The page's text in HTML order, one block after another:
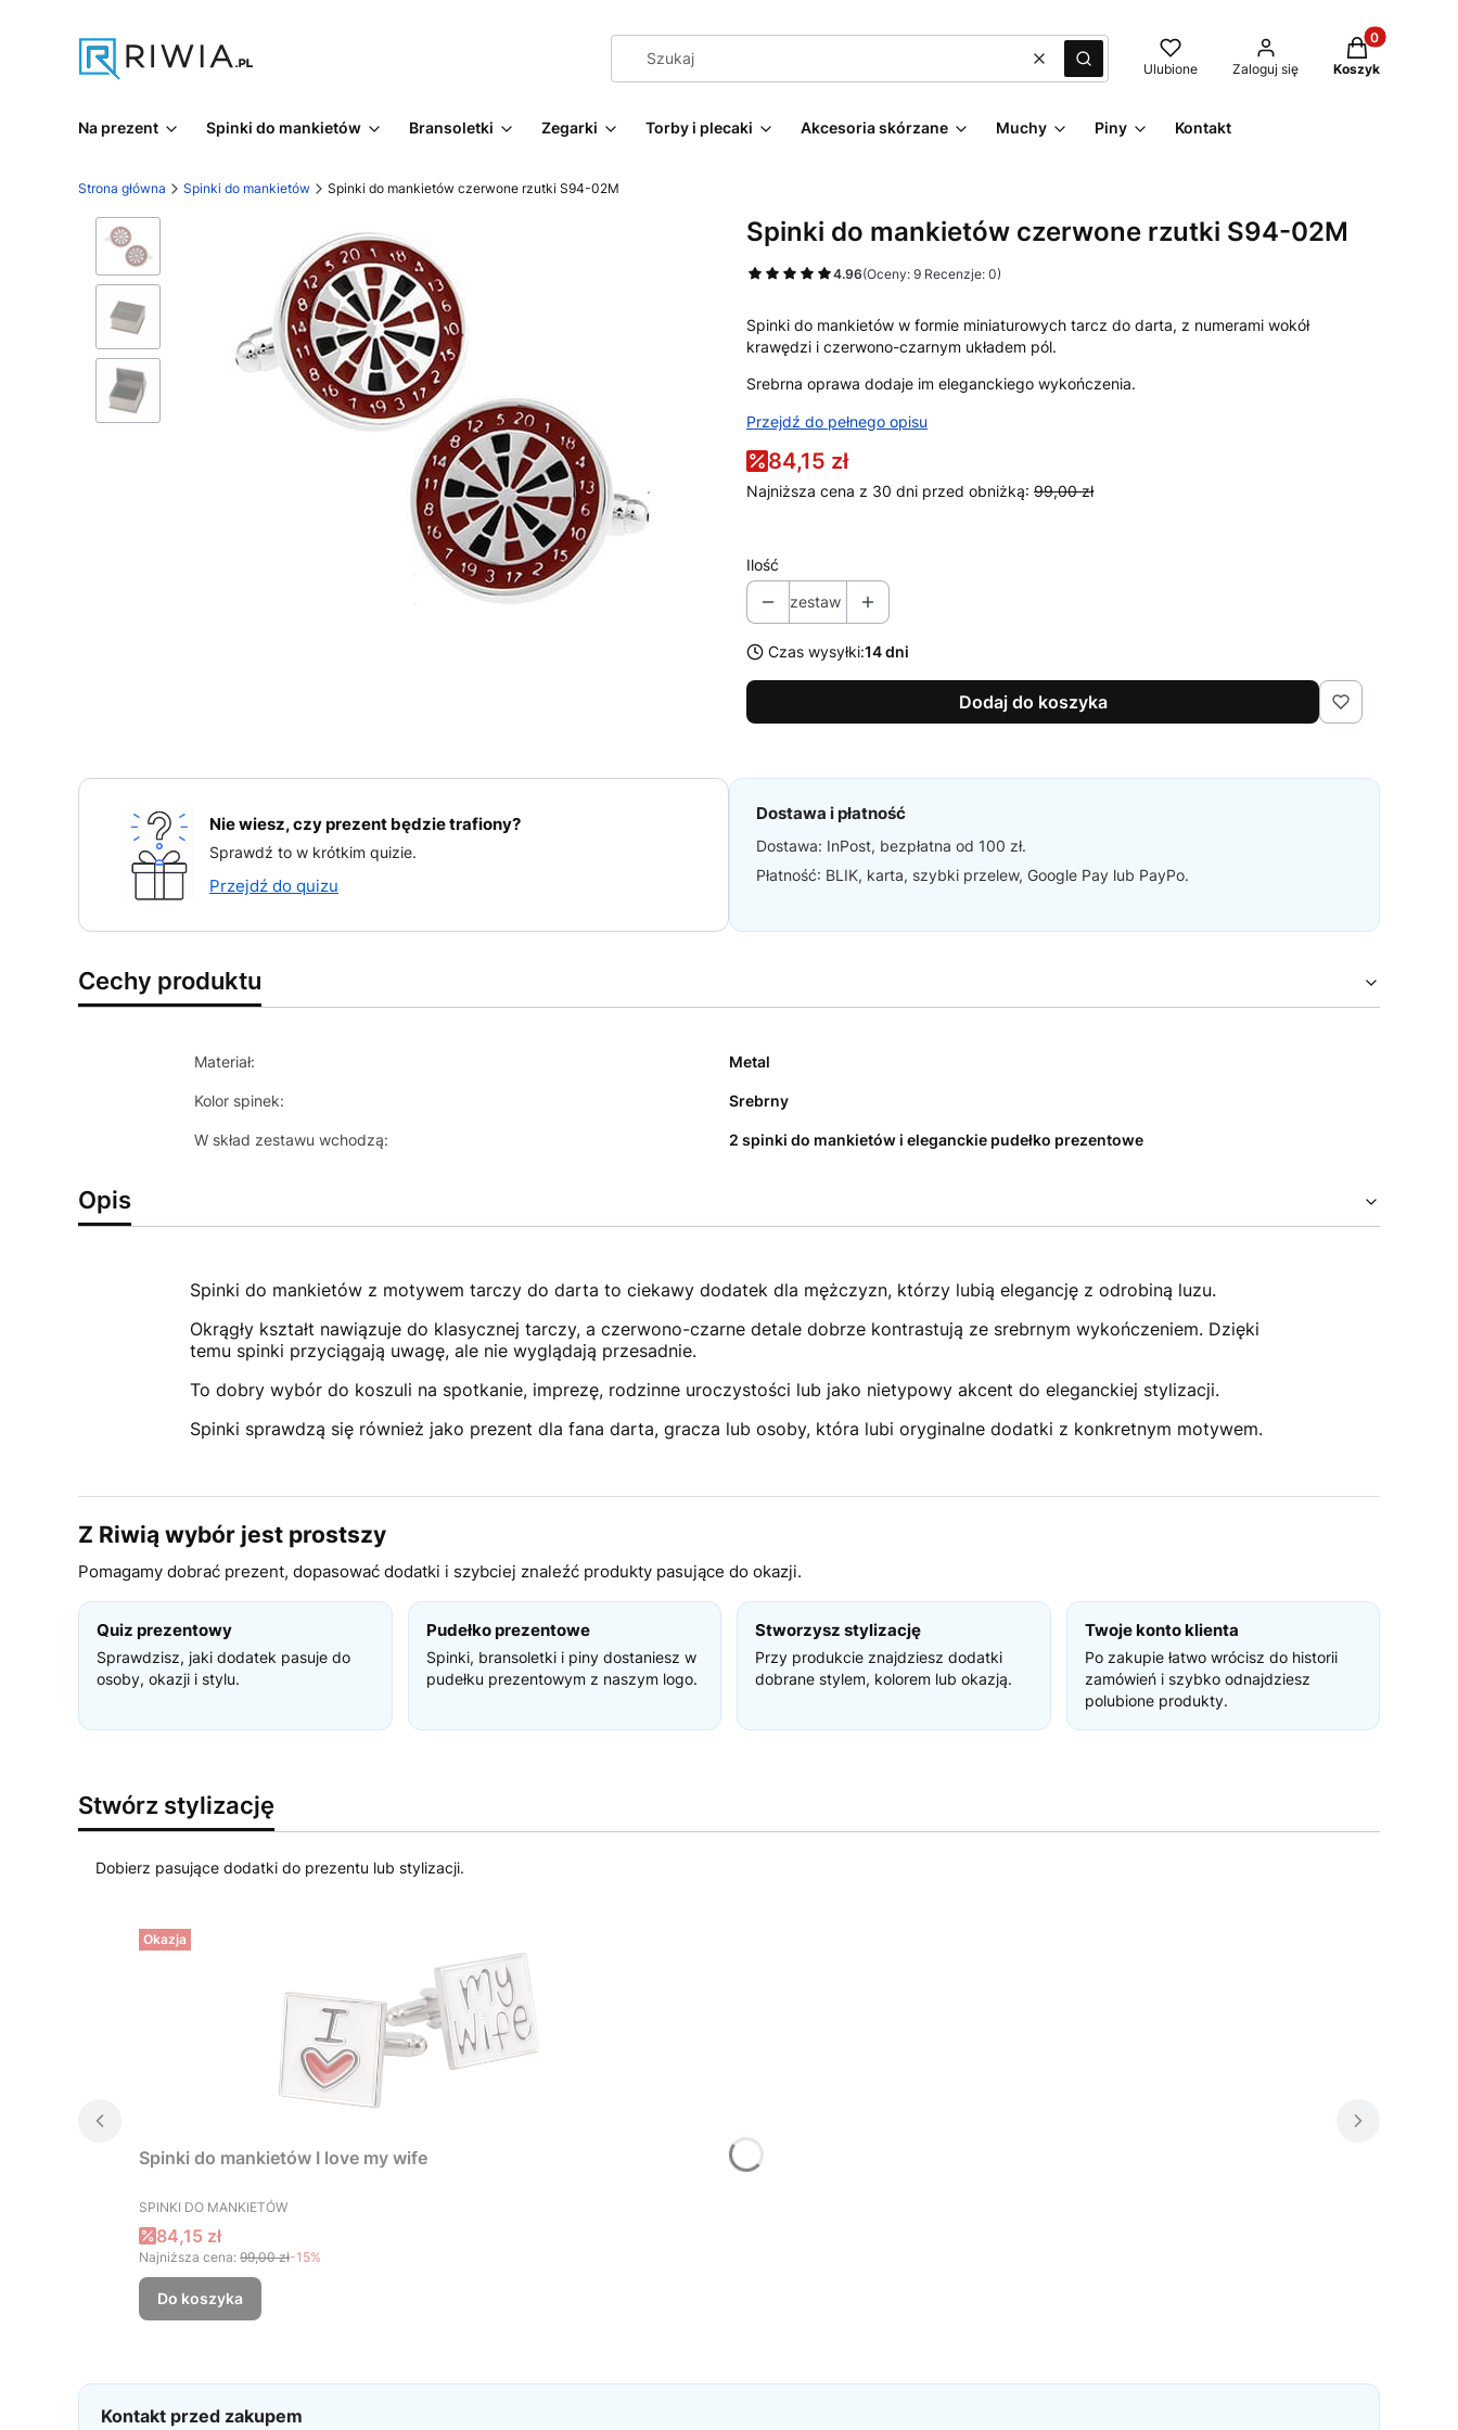
WyczyśćSzukaj Ulubione Zaloguj się
Produkty w
Koszyk
Na prezent Spinki do mankietów Bransoletki Zegarki Torby i plecaki Akcesoria skórzane Muchy Piny Kontakt
Strona główna Spinki do mankietów Spinki do mankietów czerwone rzutki S94-02M
Spinki do mankietów czerwone rzutki S94-02M
4.96(Oceny: 9 Recenzje: 0)
Spinki do mankietów w formie miniaturowych tarcz do darta, z numerami wokół
krawędzi i czerwono-czarnym układem pól.
Srebrna oprawa dodaje im eleganckiego wykończenia.
Przejdź do pełnego opisu
84,15 zł
Najniższa cena z 30 dni przed obniżką: 99,00 zł
Ilość
zestaw
Czas wysyłki:14 dni
Dodaj do koszyka
Nie wiesz, czy prezent będzie trafiony?
Sprawdź to w krótkim quizie.
Przejdź do quizu
Dostawa i płatność
Dostawa: InPost, bezpłatna od 100 zł.
Płatność: BLIK, karta, szybki przelew, Google Pay lub PayPo.
Cechy produktu
Materiał: Metal
Kolor spinek: Srebrny
W skład zestawu wchodzą: 2 spinki do mankietów i eleganckie pudełko prezentowe
Opis
Spinki do mankietów z motywem tarczy do darta to ciekawy dodatek dla mężczyzn, którzy lubią elegancję z odrobiną luzu.
Okrągły kształt nawiązuje do klasycznej tarczy, a czerwono-czarne detale dobrze kontrastują ze srebrnym wykończeniem. Dzięki
temu spinki przyciągają uwagę, ale nie wyglądają przesadnie.
To dobry wybór do koszuli na spotkanie, imprezę, rodzinne uroczystości lub jako nietypowy akcent do eleganckiej stylizacji.
Spinki sprawdzą się również jako prezent dla fana darta, gracza lub osoby, która lubi oryginalne dodatki z konkretnym motywem.
Z Riwią wybór jest prostszy
Pomagamy dobrać prezent, dopasować dodatki i szybciej znaleźć produkty pasujące do okazji.
Quiz prezentowy
Sprawdzisz, jaki dodatek pasuje do
osoby, okazji i stylu.
Pudełko prezentowe
Spinki, bransoletki i piny dostaniesz w
pudełku prezentowym z naszym logo.
Stworzysz stylizację
Przy produkcie znajdziesz dodatki
dobrane stylem, kolorem lub okazją.
Twoje konto klienta
Po zakupie łatwo wrócisz do historii
zamówień i szybko odnajdziesz
polubione produkty.
Stwórz stylizację
Dobierz pasujące dodatki do prezentu lub stylizacji.
Okazja
Spinki do mankietów I love my wife
PRODUCENT
SPINKI DO MANKIETÓW
Cena promocyjna
84,15 zł
Najniższa cena: 99,00 zł-15%
Do koszyka
Kontakt przed zakupem